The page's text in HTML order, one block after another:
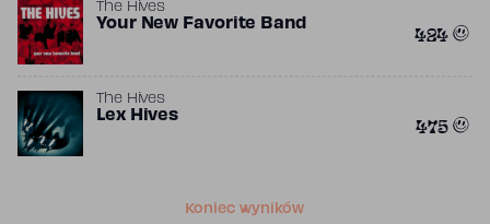
The Hives
Your New Favorite Band 424
The Hives
Lex Hives 475
Koniec wyników